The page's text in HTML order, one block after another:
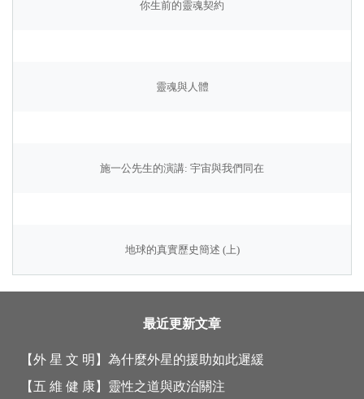
你生前的靈魂契約
靈魂與人體
施一公先生的演講: 宇宙與我們同在
地球的真實歷史簡述 (上)
最近更新文章
【外 星 文 明】 為什麼外星的援助如此遲緩
【五 維 健 康】 靈性之道與政治關注